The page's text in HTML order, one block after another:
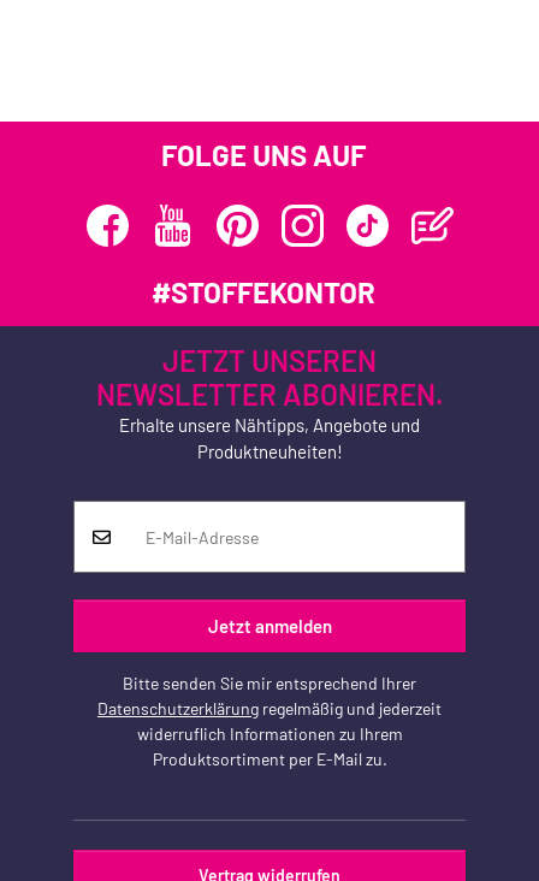
FOLGE UNS AUF
#STOFFEKONTOR
JETZT UNSEREN
NEWSLETTER ABONIEREN.
Erhalte unsere Nähtipps, Angebote und
Produktneuheiten!
Jetzt anmelden
Bitte senden Sie mir entsprechend Ihrer
Datenschutzerklärung regelmäßig und jederzeit
widerruflich Informationen zu Ihrem
Produktsortiment per E-Mail zu.
Vertrag widerrufen